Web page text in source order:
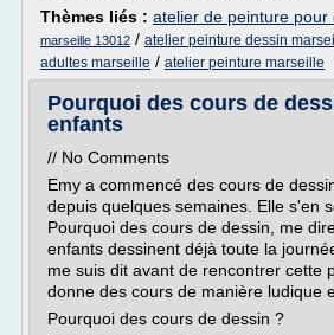
Thèmes liés : atelier de peinture pour
marseille 13012 / atelier peinture dessin
adultes marseille / atelier peinture marseille
Pourquoi des cours de
enfants
// No Comments
Emy a commencé des cours de
depuis quelques semaines. Elle s'en
Pourquoi des cours de dessin, me
enfants dessinent déjà toute la
me suis dit avant de rencontrer cette
donne des cours de manière ludique
Pourquoi des cours de dessin ?